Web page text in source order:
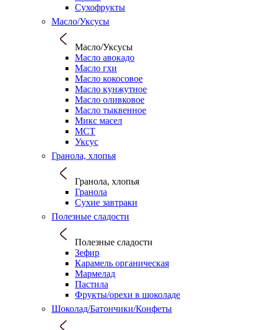
Сухофрукты
Масло/Уксусы
Масло/Уксусы
Масло авокадо
Масло гхи
Масло кокосовое
Масло кунжутное
Масло оливковое
Масло тыквенное
Микс масел
МСТ
Уксус
Гранола, хлопья
Гранола, хлопья
Гранола
Сухие завтраки
Полезные сладости
Полезные сладости
Зефир
Карамель органическая
Мармелад
Пастила
Фрукты/орехи в шоколаде
Шоколад/Батончики/Конфеты